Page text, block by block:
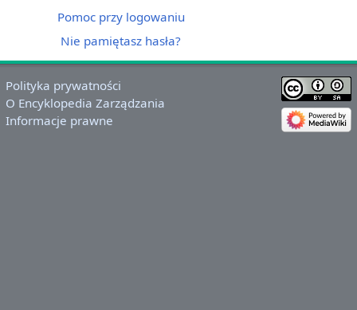
Pomoc przy logowaniu
Nie pamiętasz hasła?
Polityka prywatności
O Encyklopedia Zarządzania
Informacje prawne